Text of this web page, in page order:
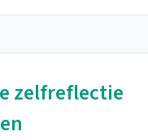
zelfreflectie